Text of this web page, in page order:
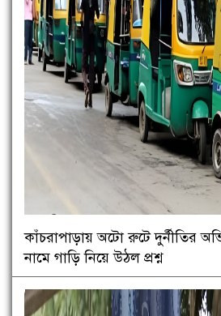
কাঁচরাপাড়ায় অটো রুটে দুর্নীতির
নামে গাড়ি নিয়ে উঠল প্রশ্ন